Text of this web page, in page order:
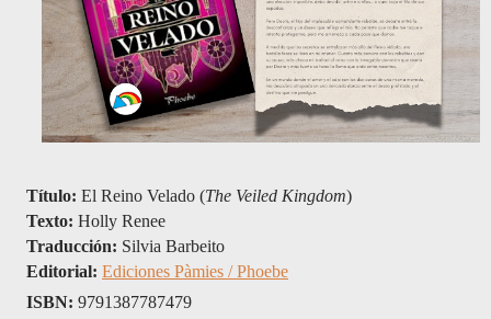
Título: El Reino Velado (The Veiled Kingdom)
Texto: Holly Renee
Traducción: Silvia Barbeito
Editorial: Ediciones Pàmies / Phoebe
ISBN: 9791387787479